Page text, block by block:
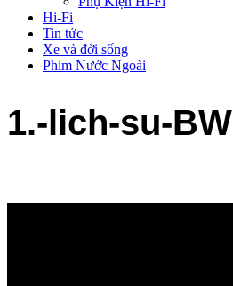
Hi-Fi
Tin tức
Xe và đời sống
Phim Nước Ngoài
1.-lich-su-BW